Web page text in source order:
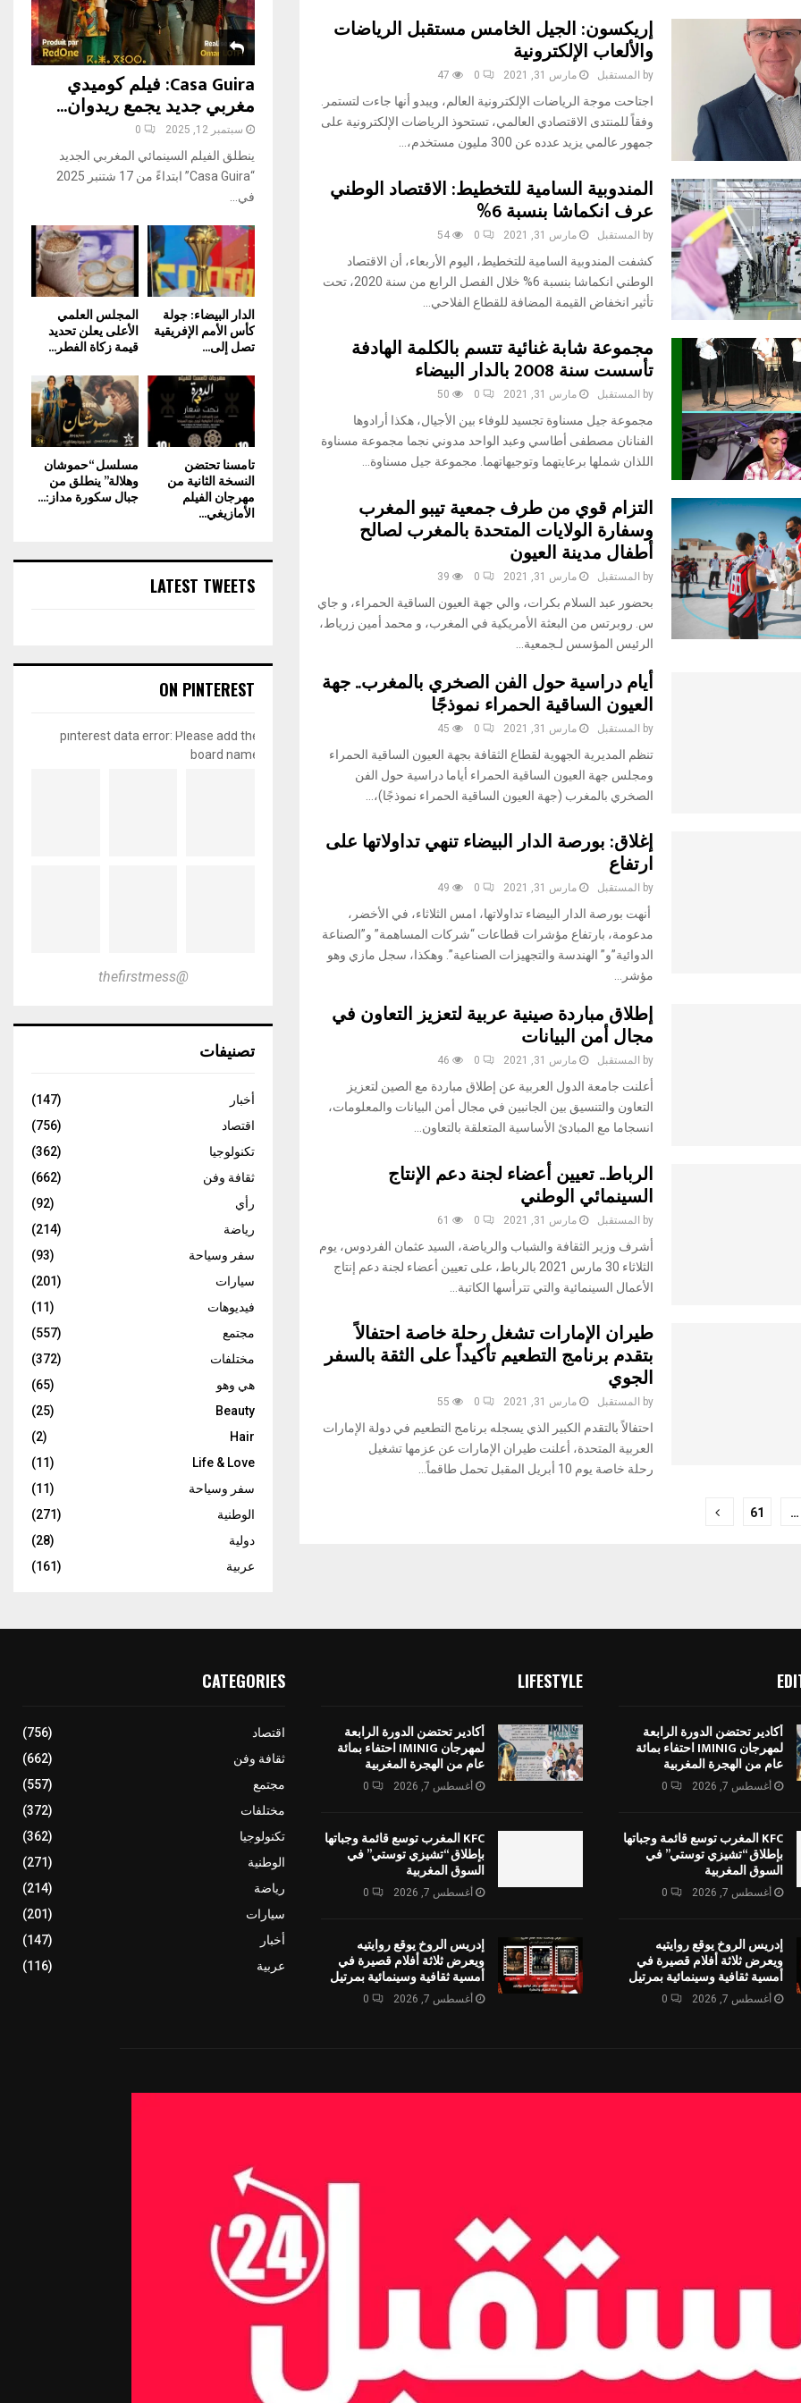
إريكسون: الجيل الخامس مستقبل الرياضات
والألعاب الإلكترونية
by المستقبل مارس 31, 2021 0
47
اجتاحت موجة الرياضات الإلكترونية العالم، ويبدو أنها جاءت لتستمر.
وفقاً للمنتدى الاقتصادي العالمي، تستحوذ الرياضات الإلكترونية على
جمهور عالمي يزيد عدده عن 300 مليون مستخدم،...
المندوبية السامية للتخطيط: الاقتصاد الوطني
عرف انكماشا بنسبة 6%
by المستقبل مارس 31, 2021 0
54
كشفت المندوبية السامية للتخطيط، اليوم الأربعاء، أن الاقتصاد
الوطني انكماشا بنسبة 6% خلال الفصل الرابع من سنة 2020، تحت
تأثير انخفاض القيمة المضافة للقطاع الفلاحي...
مجموعة شابة غنائية تتسم بالكلمة الهادفة
تأسست سنة 2008 بالدار البيضاء
by المستقبل مارس 31, 2021 0
50
مجموعة جيل مسناوة تجسيد للوفاء بين الأجيال، هكذا أرادوها
الفنانان مصطفى أطاسي وعبد الواحد مدوني نجما مجموعة مسناوة
اللذان شملها برعايتهما وتوجيهاتهما. مجموعة جيل مسناوة...
التزام قوي من طرف جمعية تيبو المغرب
وسفارة الولايات المتحدة بالمغرب لصالح
أطفال مدينة العيون
by المستقبل مارس 31, 2021 0
39
بحضور عبد السلام بكرات، والي جهة العيون الساقية الحمراء، و جاي
س. روبرتس من البعثة الأمريكية في المغرب، و محمد أمين زرياط،
الرئيس المؤسس لـجمعية...
أيام دراسية حول الفن الصخري بالمغرب.. جهة
العيون الساقية الحمراء نموذجًا
by المستقبل مارس 31, 2021 0
45
تنظم المديرية الجهوية لقطاع الثقافة بجهة العيون الساقية الحمراء
ومجلس جهة العيون الساقية الحمراء أياما دراسية حول الفن
الصخري بالمغرب (جهة العيون الساقية الحمراء نموذجًا)،...
إغلاق: بورصة الدار البيضاء تنهي تداولاتها على
ارتفاع
by المستقبل مارس 31, 2021 0
49
أنهت بورصة الدار البيضاء تداولاتها، امس الثلاثاء، في الأخضر،
مدعومة، بارتفاع مؤشرات قطاعات “شركات المساهمة” و”الصناعة
الدوائية”و” الهندسة والتجهيزات الصناعية”. وهكذا، سجل مازي وهو
مؤشر...
إطلاق مباردة صينية عربية لتعزيز التعاون في
مجال أمن البيانات
by المستقبل مارس 31, 2021 0
46
أعلنت جامعة الدول العربية عن إطلاق مباردة مع الصين لتعزيز
التعاون والتنسيق بين الجانبين في مجال أمن البيانات والمعلومات،
انسجاما مع المبادئ الأساسية المتعلقة بالتعاون...
الرباط.. تعيين أعضاء لجنة دعم الإنتاج
السينمائي الوطني
by المستقبل مارس 31, 2021 0
61
أشرف وزير الثقافة والشباب والرياضة، السيد عثمان الفردوس، يوم
الثلاثاء 30 مارس 2021 بالرباط، على تعيين أعضاء لجنة دعم إنتاج
الأعمال السينمائية والتي تترأسها الكاتبة...
طيران الإمارات تشغل رحلة خاصة احتفالاً
بتقدم برنامج التطعيم تأكيداً على الثقة بالسفر
الجوي
by المستقبل مارس 31, 2021 0
55
احتفالاً بالتقدم الكبير الذي يسجله برنامج التطعيم في دولة الإمارات
العربية المتحدة، أعلنت طيران الإمارات عن عزمها تشغيل
رحلة خاصة يوم 10 أبريل المقبل تحمل طاقماً...
…
61
Casa Guira: فيلم كوميدي
مغربي جديد يجمع ريدوان...
سبتمبر 12, 2025 0
ينطلق الفيلم السينمائي المغربي الجديد
“Casa Guira” ابتداءً من 17 شتنبر 2025
في...
المجلس العلمي
الأعلى يعلن تحديد
قيمة زكاة الفطر...
الدار البيضاء: جولة
كأس الأمم الإفريقية
تصل إلى...
مسلسل “حموشان
وهلالة” ينطلق من
جبال سكورة مداز:...
تامسنا تحتضن
النسخة الثانية من
مهرجان الفيلم
الأمازيغي...
LATEST TWEETS
ON PINTEREST
pinterest data error: Please add the
board name
@thefirstmess
تصنيفات
أخبار
(147)
اقتصاد
(756)
تكنولوجيا
(362)
ثقافة وفن
(662)
رأي
(92)
رياضة
(214)
سفر وسياحة
(93)
سيارات
(201)
فيديوهات
(11)
مجتمع
(557)
مختلفات
(372)
هي وهو
(65)
Beauty
(25)
Hair
(2)
Life & Love
(11)
سفر وسياحة
(11)
الوطنية
(271)
دولية
(28)
عربية
(161)
أكادير تحتضن الدورة الرابعة
لمهرجان IMINIG احتفاء بمائة
عام من الهجرة المغربية
أغسطس 7, 2026 0
KFC المغرب توسع قائمة وجباتها
بإطلاق “تشيزي توستي” في
السوق المغربية
أغسطس 7, 2026 0
إدريس الروخ يوقع روايتيه
ويعرض ثلاثة أفلام قصيرة في
أمسية ثقافية وسينمائية بمرتيل
أغسطس 7, 2026 0
LIFESTYLE
أكادير تحتضن الدورة الرابعة
لمهرجان IMINIG احتفاء بمائة
عام من الهجرة المغربية
أغسطس 7, 2026 0
KFC المغرب توسع قائمة وجباتها
بإطلاق “تشيزي توستي” في
السوق المغربية
أغسطس 7, 2026 0
إدريس الروخ يوقع روايتيه
ويعرض ثلاثة أفلام قصيرة في
أمسية ثقافية وسينمائية بمرتيل
أغسطس 7, 2026 0
CATEGORIES
اقتصاد
(756)
ثقافة وفن
(662)
مجتمع
(557)
مختلفات
(372)
تكنولوجيا
(362)
الوطنية
(271)
رياضة
(214)
سيارات
(201)
أخبار
(147)
عربية
(116)